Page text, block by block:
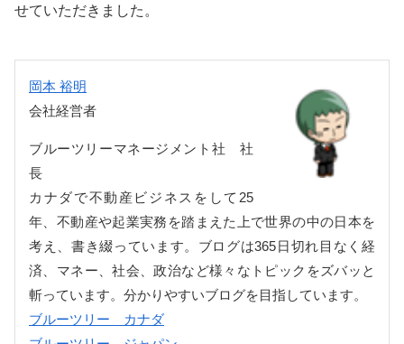
せていただきました。
岡本 裕明
会社経営者
ブルーツリーマネージメント社 社
長
カナダで不動産ビジネスをして25
年、不動産や起業実務を踏まえた上で世界の中の日本を
考え、書き綴っています。ブログは365日切れ目なく経
済、マネー、社会、政治など様々なトピックをズバッと
斬っています。分かりやすいブログを目指しています。
ブルーツリー カナダ